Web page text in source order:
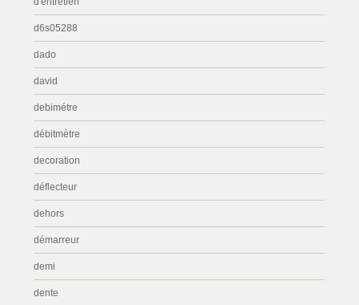
d6s05288
dado
david
debimétre
débitmètre
decoration
déflecteur
dehors
démarreur
demi
dente